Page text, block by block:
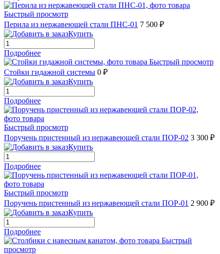
Быстрый просмотр
Перила из нержавеющей стали ПНС-01 7 500 ₽
Купить
Подробнее
Быстрый просмотр
Стойки гидажной системы 0 ₽
Купить
Подробнее
Быстрый просмотр
Поручень пристенный из нержавеющей стали ПОР-02 3 300 ₽
Купить
Подробнее
Быстрый просмотр
Поручень пристенный из нержавеющей стали ПОР-01 2 900 ₽
Купить
Подробнее
Быстрый
просмотр